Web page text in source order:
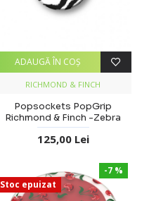
RICHMOND & FINCH
Popsockets PopGrip
Richmond & Finch -Zebra
125,00 Lei
ADAUGĂ ÎN COŞ
-7 %
Stoc epuizat